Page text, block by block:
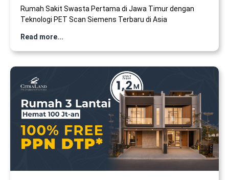
Rumah Sakit Swasta Pertama di Jawa Timur dengan
Teknologi PET Scan Siemens Terbaru di Asia
Read more...